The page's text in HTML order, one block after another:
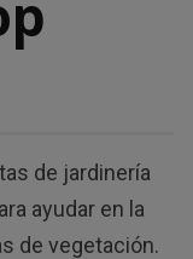
de jardinería
ayudar en la
de vegetación.